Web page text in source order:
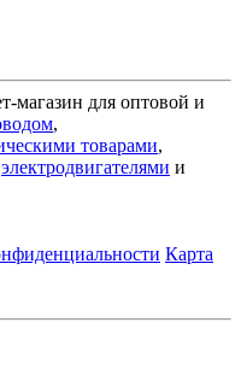
магазин для оптовой и
,
товарами,
электродвигателями и
Карта